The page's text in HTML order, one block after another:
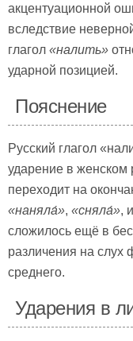
акцентуационной
вследствие
глагол «налить»
ударной позицией.
Пояснение
Русский глагол
ударение в женском
переходит на
«наняла́», «сняла́»,
сложилось ещё в
различения на слух
среднего.
Ударения в